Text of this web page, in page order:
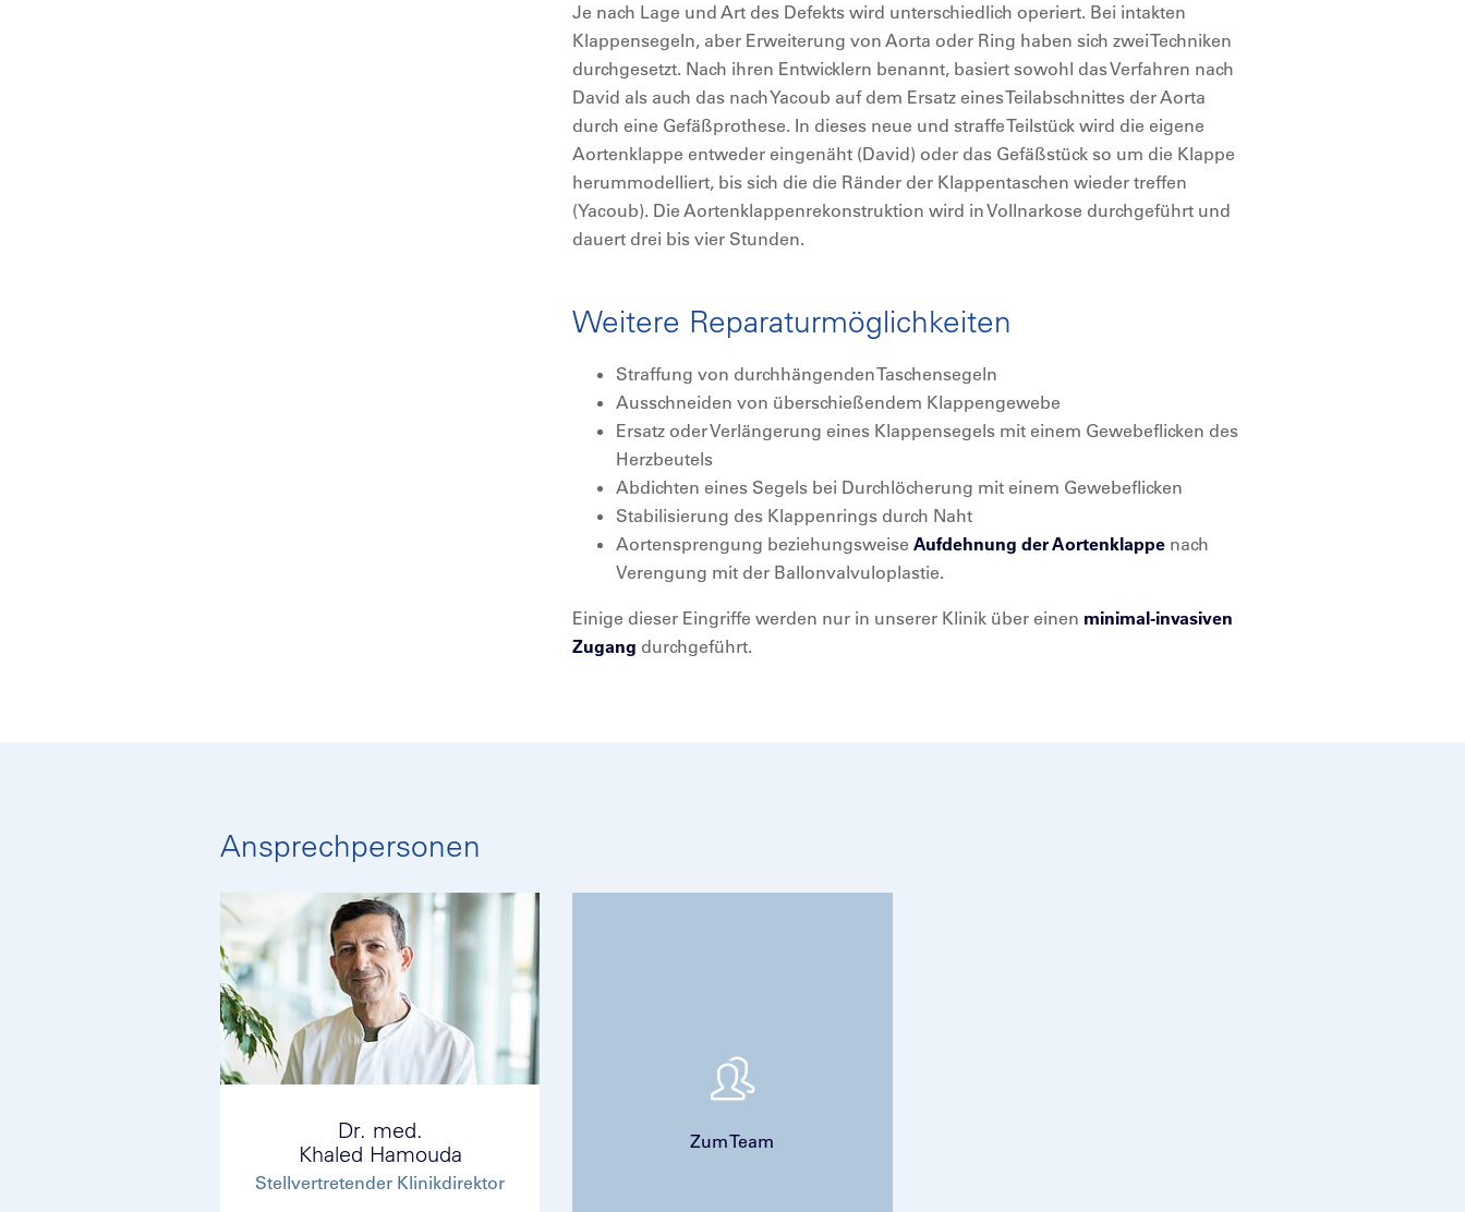
Je nach Lage und Art des Defekts wird unterschiedlich operiert. Bei intakten
Klappensegeln, aber Erweiterung von Aorta oder Ring haben sich zwei Techniken
durchgesetzt. Nach ihren Entwicklern benannt, basiert sowohl das Verfahren nach
David als auch das nach Yacoub auf dem Ersatz eines Teilabschnittes der Aorta
durch eine Gefäßprothese. In dieses neue und straffe Teilstück wird die eigene
Aortenklappe entweder eingenäht (David) oder das Gefäßstück so um die Klappe
herummodelliert, bis sich die die Ränder der Klappentaschen wieder treffen
(Yacoub). Die Aortenklappenrekonstruktion wird in Vollnarkose durchgeführt und
dauert drei bis vier Stunden.
Weitere Reparaturmöglichkeiten
Straffung von durchhängenden Taschensegeln
Ausschneiden von überschießendem Klappengewebe
Ersatz oder Verlängerung eines Klappensegels mit einem Gewebeflicken des
Herzbeutels
Abdichten eines Segels bei Durchlöcherung mit einem Gewebeflicken
Stabilisierung des Klappenrings durch Naht
Aortensprengung beziehungsweiseAufdehnung der Aortenklappe nach
Verengung mit der Ballonvalvuloplastie.
Einige dieser Eingriffe werden nur in unserer Klinik über einen minimal-invasiven
Zugang durchgeführt.
Ansprechpersonen
Dr. med.
Khaled Hamouda
Stellvertretender Klinikdirektor
Zum Team